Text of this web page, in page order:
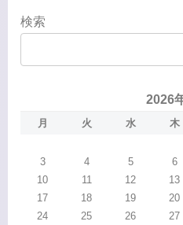
検索
2026
月 火 水 木
3
4 5 6
10
11 12 13
17
18 19 20
24
25 26 27